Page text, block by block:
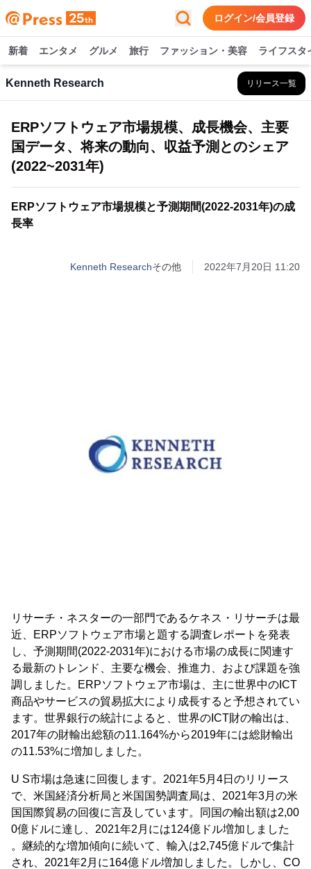
ログイン/会員登録
新着 エンタメ グルメ 旅行 ファッション・美容 ライフスタ
Kenneth Research リリース一覧
ERPソフトウェア市場規模、成長機会、主要
国データ、将来の動向、収益予測とのシェア
(2022~2031年)
ERPソフトウェア市場規模と予測期間(2022-2031年)の成
長率
Kenneth Researchその他 2022年7月20日 11:20
リサーチ・ネスターの一部門であるケネス・リサーチは最
近、ERPソフトウェア市場と題する調査レポートを発表
し、予測期間(2022-2031年)における市場の成長に関連す
る最新のトレンド、主要な機会、推進力、および課題を強
調しました。ERPソフトウェア市場は、主に世界中のICT
商品やサービスの貿易拡大により成長すると予想されてい
ます。世界銀行の統計によると、世界のICT財の輸出は、
2017年の財輸出総額の11.164%から2019年には総財輸出
の11.53%に増加しました。
U S市場は急速に回復します。2021年5月4日のリリース
で、米国経済分析局と米国国勢調査局は、2021年3月の米
国国際貿易の回復に言及しています。同国の輸出額は2,00
0億ドルに達し、2021年2月には124億ドル増加しました
。継続的な増加傾向に続いて、輸入は2,745億ドルで集計
され、2021年2月に164億ドル増加しました。しかし、CO